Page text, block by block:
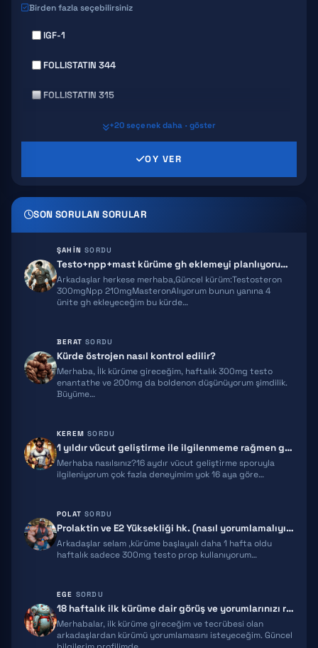
Birden fazla seçebilirsiniz
IGF-1
FOLLISTATIN 344
FOLLISTATIN 315
HEXARELIN
SERMORELIN
MOCT-C
IPT 141
TB500
TRIPTORELIN
ACE031
HGH FRAGMENT
GNRH
MGF
MELANOTAN 2
EPITALON
+20 seçenek daha · göster
OY VER
SON SORULAN SORULAR
ŞAHIN SORDU
Testo+npp+mast kürüme gh eklemeyi planlıyorum ekstra önerileriniz olur…
Arkadaşlar herkese merhaba,Güncel kürüm:Testosteron
300mgNpp 210mgMasteronAlıyorum bunun yanına 4
ünite gh ekleyeceğim bu kürde…
BERAT SORDU
Kürde östrojen nasıl kontrol edilir?
Merhaba, İlk kürüme gireceğim, haftalık 300mg testo
enantathe ve 200mg da boldenon düşünüyorum şimdilik.
Büyüme…
KEREM SORDU
1 yıldır vücut geliştirme ile ilgilenmeme rağmen gelişimim yeterli gel…
Merhaba nasılsınız?16 aydır vücut geliştirme sporuyla
ilgileniyorum çok fazla deneyimim yok 16 aya göre…
POLAT SORDU
Prolaktin ve E2 Yüksekliği hk. (nasıl yorumlamalıyım)
Arkadaşlar selam ,kürüme başlayalı daha 1 hafta oldu
haftalık sadece 300mg testo prop kullanıyorum…
EGE SORDU
18 haftalık ilk kürüme dair görüş ve yorumlarınızı rica ediyorum!
Merhabalar, ilk kürüme gireceğim ve tecrübesi olan
arkadaşlardan kürümü yorumlamasını isteyeceğim. Güncel